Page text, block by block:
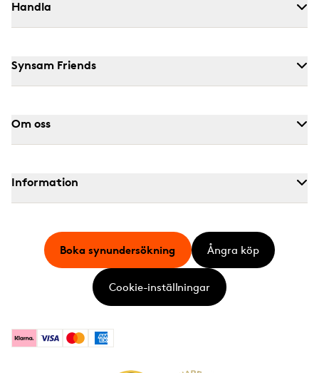
Handla
Synsam Friends
Om oss
Information
KlarnaVisa MastercardAmerican Express
Boka synundersökning Ångra köp
Cookie-inställningar